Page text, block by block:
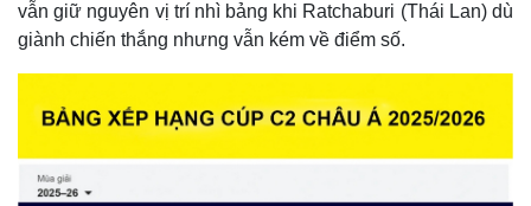
vẫn giữ nguyên vị trí nhì bảng khi Ratchaburi (Thái Lan) dù
giành chiến thắng nhưng vẫn kém về điểm số.